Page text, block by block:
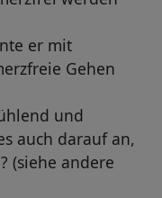
er mit
Gehen
und
auch darauf an,
(siehe andere